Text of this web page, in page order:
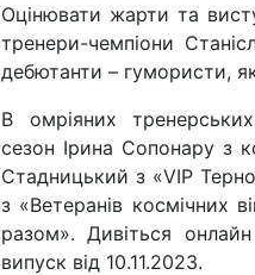
Оцінювати жарти та
тренери-чемпіони
дебютанти – гумористи,
В омріяних
сезон Ірина Сопонару з
Стадницький з «VIP
з «Ветеранів космічних
разом». Дивіться
випуск від 10.11.2023.